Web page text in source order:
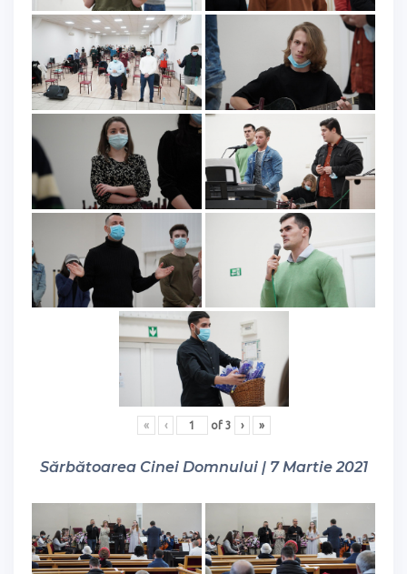
« ‹ of 3 › »
Sărbătoarea Cinei Domnului | 7 Martie 2021